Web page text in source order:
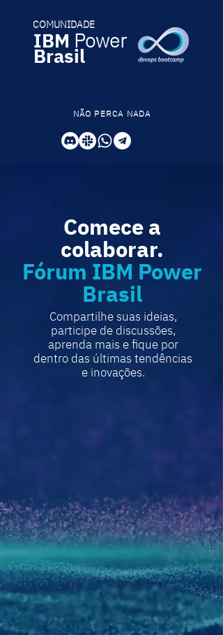
COMUNIDADE
IBM Power
Brasil
NÃO PERCA NADA
Comece a
colaborar.
Fórum IBM Power
Brasil
Compartilhe suas ideias,
participe de discussões,
aprenda mais e fique por
dentro das últimas tendências
e inovações.